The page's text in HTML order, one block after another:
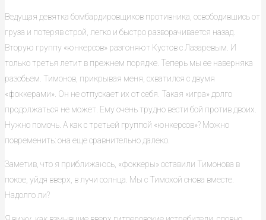
Ведущая девятка бомбардировщиков противника, освободившись от
груза и потеряв строй, легко и быстро разворачивается назад.
Вторую группу «юнкерсов» разгоняют Кустов с Лазаревым. И
только третья летит в прежнем порядке. Теперь мы ее наверняка
разобьем. Тимонов, прикрывая меня, схватился с двумя
«фоккерами». Он не отпускает их от себя. Такая «игра» долго
продолжаться не может. Ему очень трудно вести бой против двоих.
Нужно помочь. А как с третьей группой «юнкерсов»? Можно
повременить: она еще сравнительно далеко.
Заметив, что я приближаюсь, «фоккеры» оставили Тимонова в
покое, уйдя вверх, в лучи солнца. Мы с Тимохой снова вместе.
Надолго ли?